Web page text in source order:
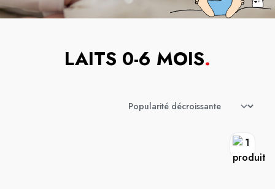
LAITS 0-6 MOIS.